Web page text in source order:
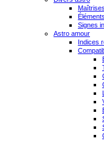
Signes
Astro amour
Indices